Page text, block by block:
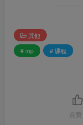
其他
# mp
# 课程
点赞